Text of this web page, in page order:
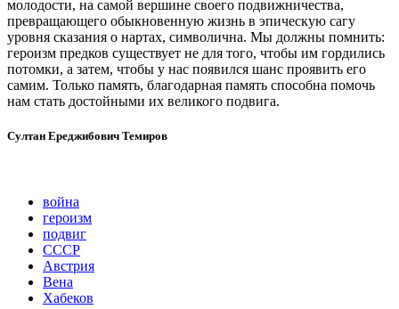
молодости, на самой вершине своего подвижничества,
превращающего обыкновенную жизнь в эпическую сагу
уровня сказания о нартах, символична. Мы должны помнить:
героизм предков существует не для того, чтобы им гордились
потомки, а затем, чтобы у нас появился шанс проявить его
самим. Только память, благодарная память способна помочь
нам стать достойными их великого подвига.
Султан Ереджибович Темиров
война
героизм
подвиг
СССР
Австрия
Вена
Хабеков